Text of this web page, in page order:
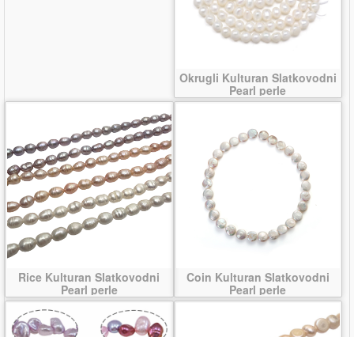
Okrugli Kulturan Slatkovodni
Pearl perle
Rice Kulturan Slatkovodni
Pearl perle
Coin Kulturan Slatkovodni
Pearl perle